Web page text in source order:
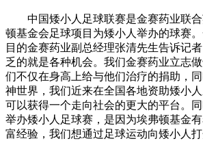
中国矮小人足球联赛是金赛药业联合
顿基金会足球项目为矮小人举办的球赛
目的金赛药业副总经理张清先生告诉记
乏的就是各种机会。我们金赛药业立志
们不仅在身高上给与他们治疗的捐助，
神世界，我们近来在全国各地资助矮小
可以获得一个走向社会的更大的平台。
举办矮小人足球赛，是因为埃弗顿基金
富经验，我们想通过足球运动向矮小人